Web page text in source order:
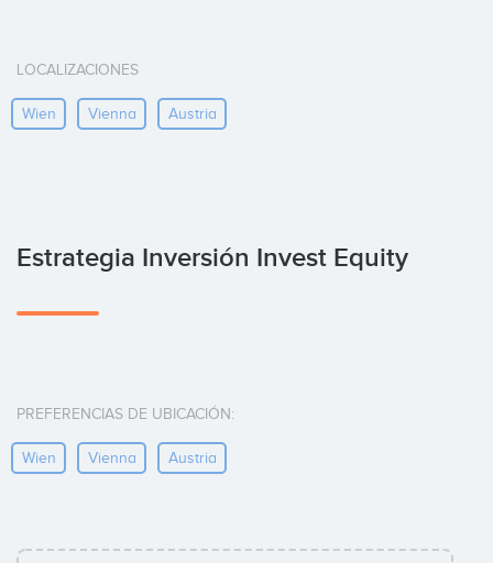
LOCALIZACIONES
Wien Vienna Austria
Estrategia Inversión Invest Equity
PREFERENCIAS DE UBICACIÓN:
Wien Vienna Austria